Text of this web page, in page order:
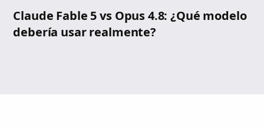
Claude Fable 5 vs Opus 4.8: ¿Qué modelo
debería usar realmente?